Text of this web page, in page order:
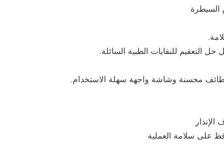
السيطرة
التعقيم للنفايات الطبية السائلة.
محسنة وشاشة واجهة سهلة الاستخدام.
على سلامة العملية